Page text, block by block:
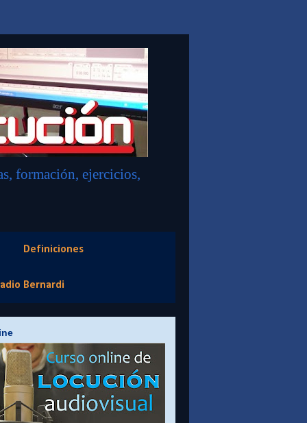
formación, ejercicios,
Definiciones
Bernardi